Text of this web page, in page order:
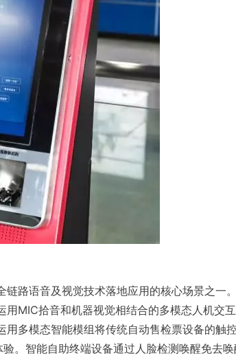
路语音及视觉技术落地应用的核心场景之一
MIC拾音和机器视觉相结合的多模态人机交
多模态智能模组将传统自动售检票设备的触
。智能自助终端设备通过人脸检测唤醒免去